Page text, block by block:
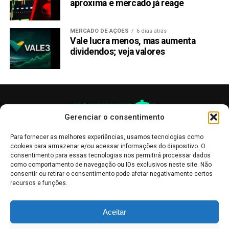
Gerenciar o consentimento
Para fornecer as melhores experiências, usamos tecnologias como
cookies para armazenar e/ou acessar informações do dispositivo. O
consentimento para essas tecnologias nos permitirá processar dados
como comportamento de navegação ou IDs exclusivos neste site. Não
consentir ou retirar o consentimento pode afetar negativamente certos
recursos e funções.
Aceitar
aproxima e mercado já reage
MERCADO DE AÇÕES 6 dias atrás
Vale lucra menos, mas aumenta
dividendos; veja valores
informativo, servindo como boletins de divulgação, e não devem ser
interpretadas como recomendações de investimento.Leia mais